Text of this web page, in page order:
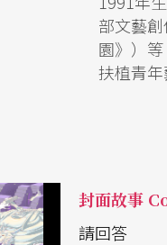
部文藝
園》）
扶植青
封面故事
請回答